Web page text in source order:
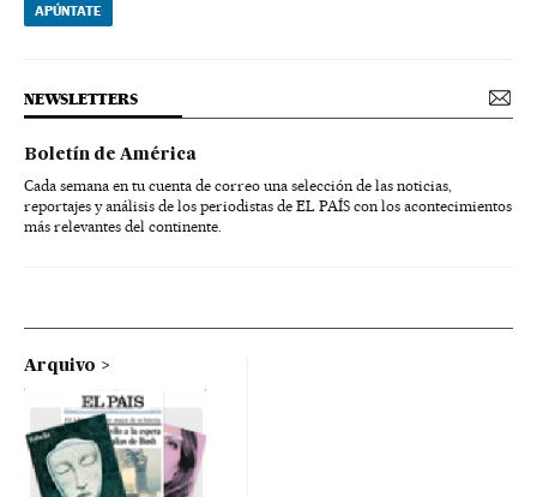
APÚNTATE
NEWSLETTERS
Boletín de América
Cada semana en tu cuenta de correo una selección de las noticias,
reportajes y análisis de los periodistas de EL PAÍS con los acontecimientos
más relevantes del continente.
Arquivo